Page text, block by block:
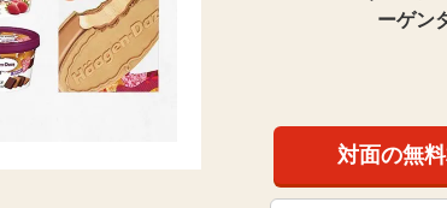
ーゲン
対面の無